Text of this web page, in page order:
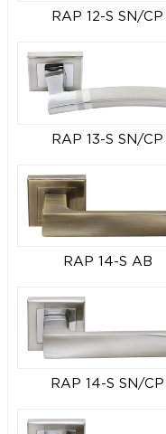
RAP 12-S SN/CP
RAP 13-S SN/CP
RAP 14-S AB
RAP 14-S SN/CP